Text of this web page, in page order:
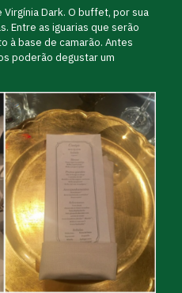
Dark. O buffet, por sua
Entre as iguarias que serão
à base de camarão. Antes
poderão degustar um